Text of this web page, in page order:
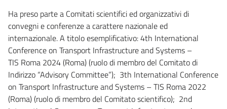
Ha preso parte a Comitati scientifici ed organizzativi di
convegni e conferenze a carattere nazionale ed
internazionale. A titolo esemplificativo: 4th International
Conference on Transport Infrastructure and Systems –
TIS Roma 2024 (Roma) (ruolo di membro del Comitato di
Indirizzo “Advisory Committee”); 3th International Conference
on Transport Infrastructure and Systems – TIS Roma 2022
(Roma) (ruolo di membro del Comitato scientifico); 2nd